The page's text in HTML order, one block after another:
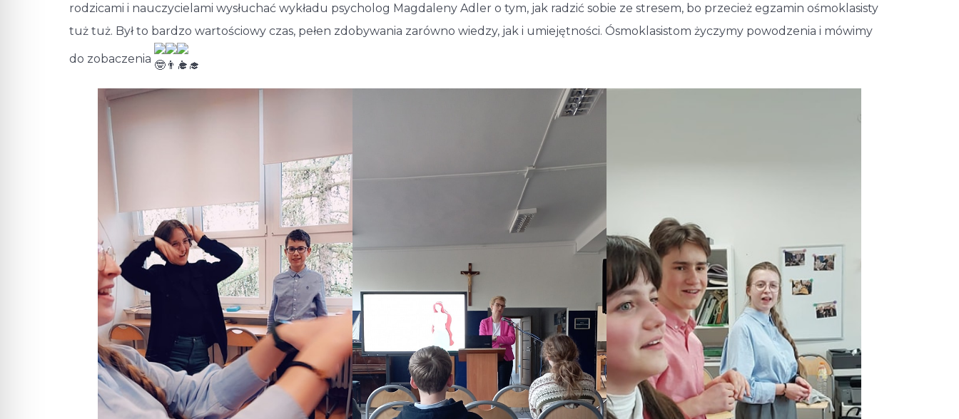
rodzicami i nauczycielami wysłuchać wykładu psycholog Magdaleny Adler o tym, jak radzić sobie ze stresem, bo przecież egzamin ośmoklasisty
tuż tuż. Był to bardzo wartościowy czas, pełen zdobywania zarówno wiedzy, jak i umiejętności. Ósmoklasistom życzymy powodzenia i mówimy
do zobaczenia